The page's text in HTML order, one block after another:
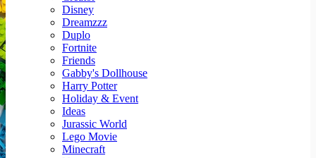
Disney
Dreamzzz
Duplo
Fortnite
Friends
Gabby's Dollhouse
Harry Potter
Holiday & Event
Ideas
Jurassic World
Lego Movie
Minecraft